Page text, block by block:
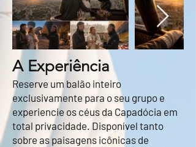
A Experiência
Reserve um balão inteiro
exclusivamente para o seu grupo e
experiencie os céus da Capadócia em
total privacidade. Disponível tanto
sobre as paisagens icônicas de